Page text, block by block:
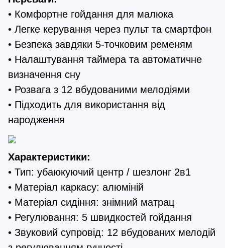
• Комфортне гойдання для малюка
• Легке керування через пульт та смартфон
• Безпека завдяки 5-точковим ременям
• Налаштування таймера та автоматичне
визначення сну
• Розвага з 12 вбудованими мелодіями
• Підходить для використання від
народження
Характеристики:
• Тип: убаюкуючий центр / шезлонг 2в1
• Матеріал каркасу: алюміній
• Матеріал сидіння: знімний матрац
• Регулювання: 5 швидкостей гойдання
• Звуковий супровід: 12 вбудованих мелодій